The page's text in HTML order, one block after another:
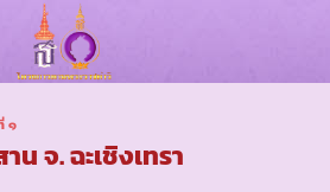
๑
จ. ฉะเชิงเทรา